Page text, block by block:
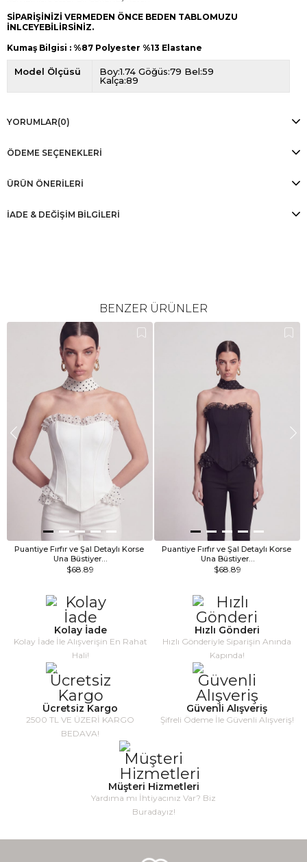
SİPARİŞİNİZİ VERMEDEN ÖNCE BEDEN TABLOMUZU
İNLCEYEBİLİRSİNİZ.
Kumaş Bilgisi : %87 Polyester %13 Elastane
Model Ölçüsü
Boy:1.74 Göğüs:79 Bel:59
Kalça:89
YORUMLAR(0)
ÖDEME SEÇENEKLERI
ÜRÜN ÖNERILERI
İADE & DEĞİŞİM BİLGİLERİ
BENZER ÜRÜNLER
Puantiye Fırfır ve Şal Detaylı Korse
Una Büstiyer…
$68.89
Puantiye Fırfır ve Şal Detaylı Korse
Una Büstiyer…
$68.89
Kolay İade
Kolay İade İle Alışverişin En Rahat
Hali!
Hızlı Gönderi
Hızlı Gönderiyle Siparişin Anında
Kapında!
Ücretsiz Kargo
2500 TL VE ÜZERİ KARGO
BEDAVA!
Güvenli Alışveriş
Şifreli Ödeme İle Güvenli Alışveriş!
Müşteri Hizmetleri
Yardıma mı İhtiyacınız Var? Biz
Buradayız!